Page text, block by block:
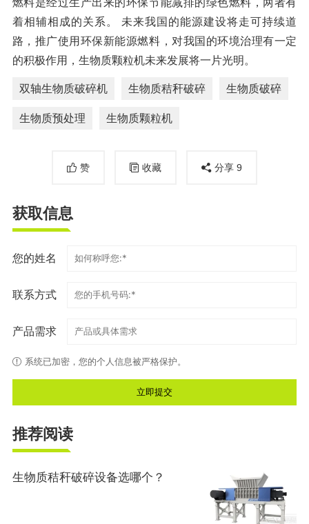
燃料是经过生产出来的环保节能减排的绿色燃料，两者有
着相辅相成的关系。 未来我国的能源建设将走可持续道
路，推广使用环保新能源燃料，对我国的环境治理有一定
的积极作用，生物质颗粒机未来发展将一片光明。
双轴生物质破碎机 生物质秸秆破碎 生物质破碎
生物质预处理 生物质颗粒机
赞 收藏 分享 9
获取信息
您的姓名
联系方式
产品需求
系统已加密，您的个人信息被严格保护。
推荐阅读
生物质秸秆破碎设备选哪个？